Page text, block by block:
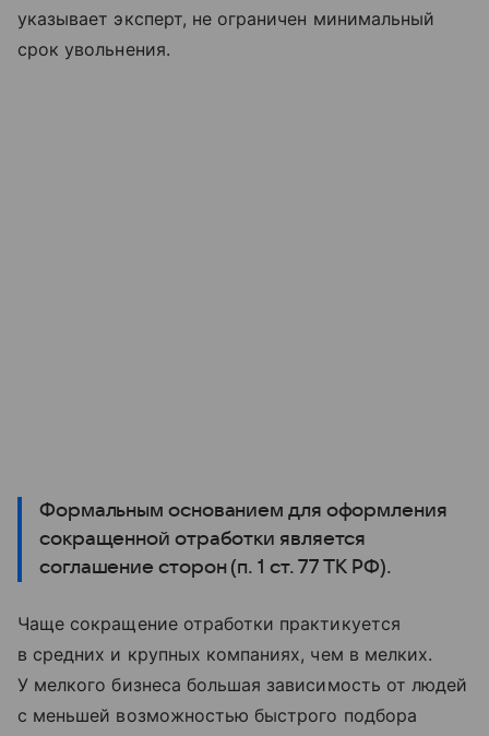
указывает эксперт, не ограничен минимальный
срок увольнения.
Формальным основанием для оформления
сокращенной отработки является
соглашение сторон (п. 1 ст. 77 ТК РФ).
Чаще сокращение отработки практикуется
в средних и крупных компаниях, чем в мелких.
У мелкого бизнеса большая зависимость от людей
с меньшей возможностью быстрого подбора